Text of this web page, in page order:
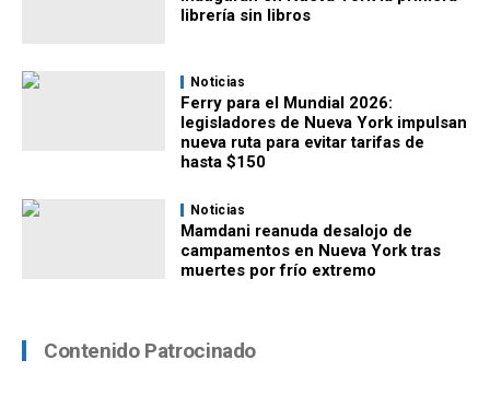
librería sin libros
Noticias
Ferry para el Mundial 2026:
legisladores de Nueva York impulsan
nueva ruta para evitar tarifas de
hasta $150
Noticias
Mamdani reanuda desalojo de
campamentos en Nueva York tras
muertes por frío extremo
Contenido Patrocinado